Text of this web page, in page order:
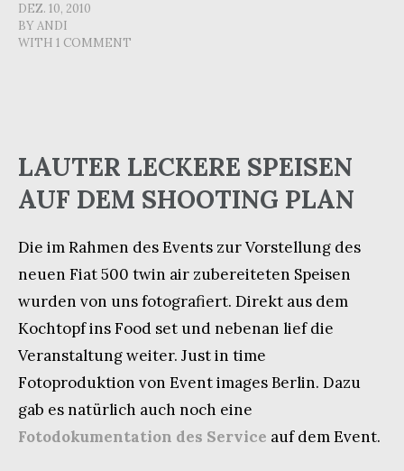
DEZ. 10, 2010
BYANDI
WITH 1 COMMENT
LAUTER LECKERE SPEISEN
AUF DEM SHOOTING PLAN
Die im Rahmen des Events zur Vorstellung des
neuen Fiat 500 twin air zubereiteten Speisen
wurden von uns fotografiert. Direkt aus dem
Kochtopf ins Food set und nebenan lief die
Veranstaltung weiter. Just in time
Fotoproduktion von Event images Berlin. Dazu
gab es natürlich auch noch eine
Fotodokumentation des Service auf dem Event.